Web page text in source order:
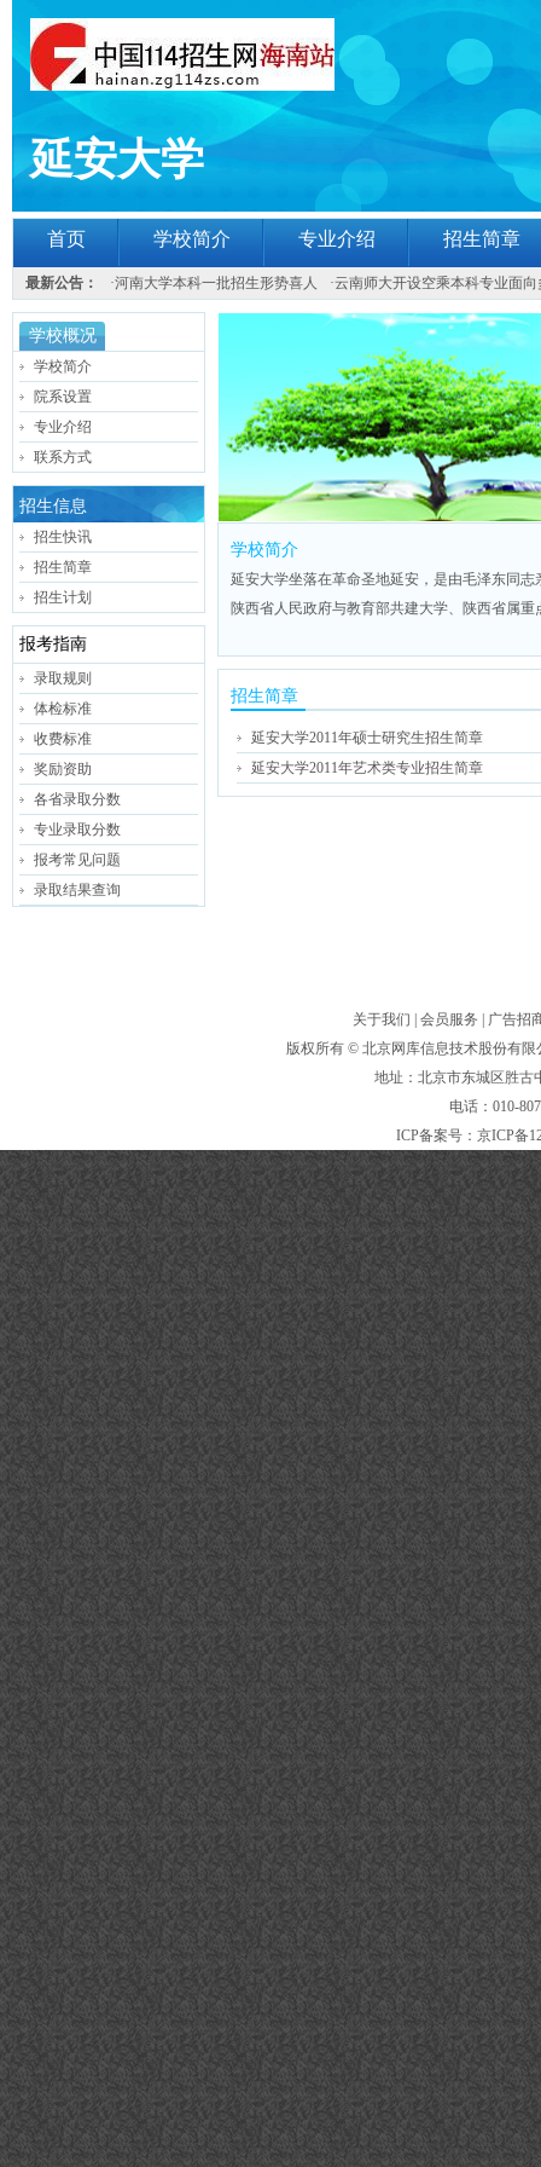
延安大学
首页 学校简介 专业介绍 招生简章
最新公告： ·河南大学本科一批招生形势喜人 ·云南师大开设空乘本科专业面向
学校概况
学校简介
院系设置
专业介绍
联系方式
招生信息
招生快讯
招生简章
招生计划
报考指南
录取规则
体检标准
收费标准
奖励资助
各省录取分数
专业录取分数
报考常见问题
录取结果查询
学校简介
延安大学坐落在革命圣地延安，是由毛泽东同
陕西省人民政府与教育部共建大学、陕西省属重
招生简章
延安大学2011年硕士研究生招生简章
延安大学2011年艺术类专业招生简章
关于我们 会员服务
广告招
版权所有 © 北京网库信息技术股份有限
地址：北京市东城区胜
电话：010-
ICP备案号： 京ICP备